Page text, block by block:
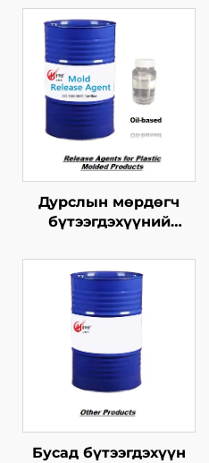
Дурслын мөрдөгч
бүтээгдэхүүний
Бусад бүтээгдэхүүн